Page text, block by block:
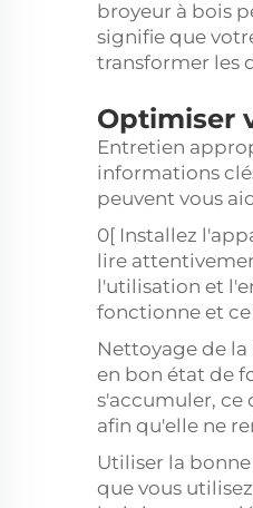
broyeur à bois
signifie que
transformer les
Optimiser
Entretien
informations
peuvent vous
0[ Installez
lire
l'utilisation et
fonctionne et
Nettoyage de
en bon état de
s'accumuler, ce
afin qu'elle ne
Utiliser la
que vous